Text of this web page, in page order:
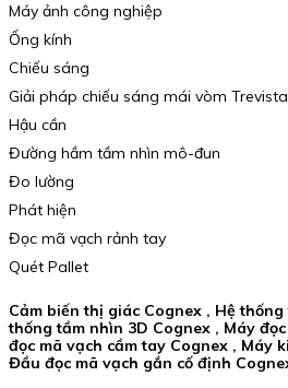
Máy ảnh công nghiệp
Ống kính
Chiếu sáng
Giải pháp chiếu sáng mái vòm Trevista
Hậu cần
Đường hầm tầm nhìn mô-đun
Đo lường
Phát hiện
Đọc mã vạch rảnh tay
Quét Pallet
Cảm biến thị giác Cognex , Hệ
thống tầm nhìn 3D Cognex , Máy
đọc mã vạch cầm tay Cognex , Máy
Đầu đọc mã vạch gắn cố định